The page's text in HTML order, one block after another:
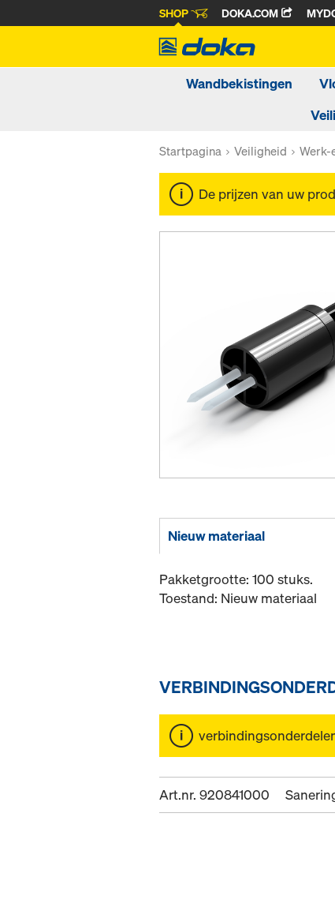
SHOP DOKA.COM
Wandbekistingen
Startpagina Veiligheid Werk-
De prijzen van uw
Nieuw materiaal
Pakketgrootte: 100 stuks.
Toestand: Nieuw materiaal
Art.nr. 920841000